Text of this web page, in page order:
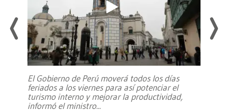
El Gobierno de Perú moverá todos los días
feriados a los viernes para así potenciar el
turismo interno y mejorar la productividad,
informó el ministro...